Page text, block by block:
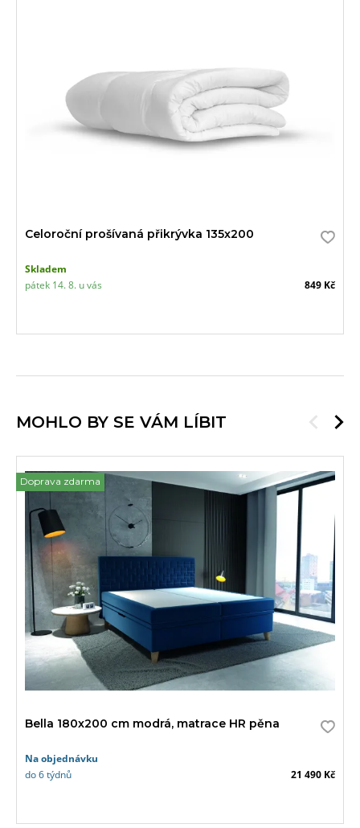
Celoroční prošívaná přikrývka 135x200
Skladem
pátek 14. 8. u vás
849 Kč
MOHLO BY SE VÁM LÍBIT
Doprava zdarma
Bella 180x200 cm modrá, matrace HR pěna
Na objednávku
do 6 týdnů
21 490 Kč